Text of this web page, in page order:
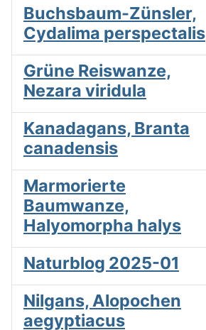
Buchsbaum-Zünsler,
Cydalima perspectalis
Grüne Reiswanze,
Nezara viridula
Kanadagans, Branta
canadensis
Marmorierte
Baumwanze,
Halyomorpha halys
Naturblog 2025-01
Nilgans, Alopochen
aegyptiacus